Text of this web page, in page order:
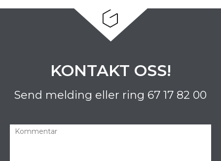
KONTAKT OSS!
Send melding eller ring 67 17 82 00